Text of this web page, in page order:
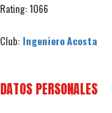
Rating: 1066
Club: Ingeniero Acosta
DATOS PERSONALES